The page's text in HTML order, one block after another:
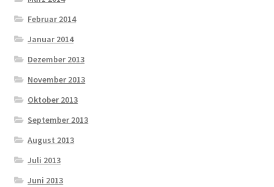
Februar 2014
Januar 2014
Dezember 2013
November 2013
Oktober 2013
September 2013
August 2013
Juli 2013
Juni 2013